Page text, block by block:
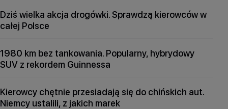
Dziś wielka akcja drogówki. Sprawdzą kierowców w
całej Polsce
1980 km bez tankowania. Popularny, hybrydowy
SUV z rekordem Guinnessa
Kierowcy chętnie przesiadają się do chińskich aut.
Niemcy ustalili, z jakich marek